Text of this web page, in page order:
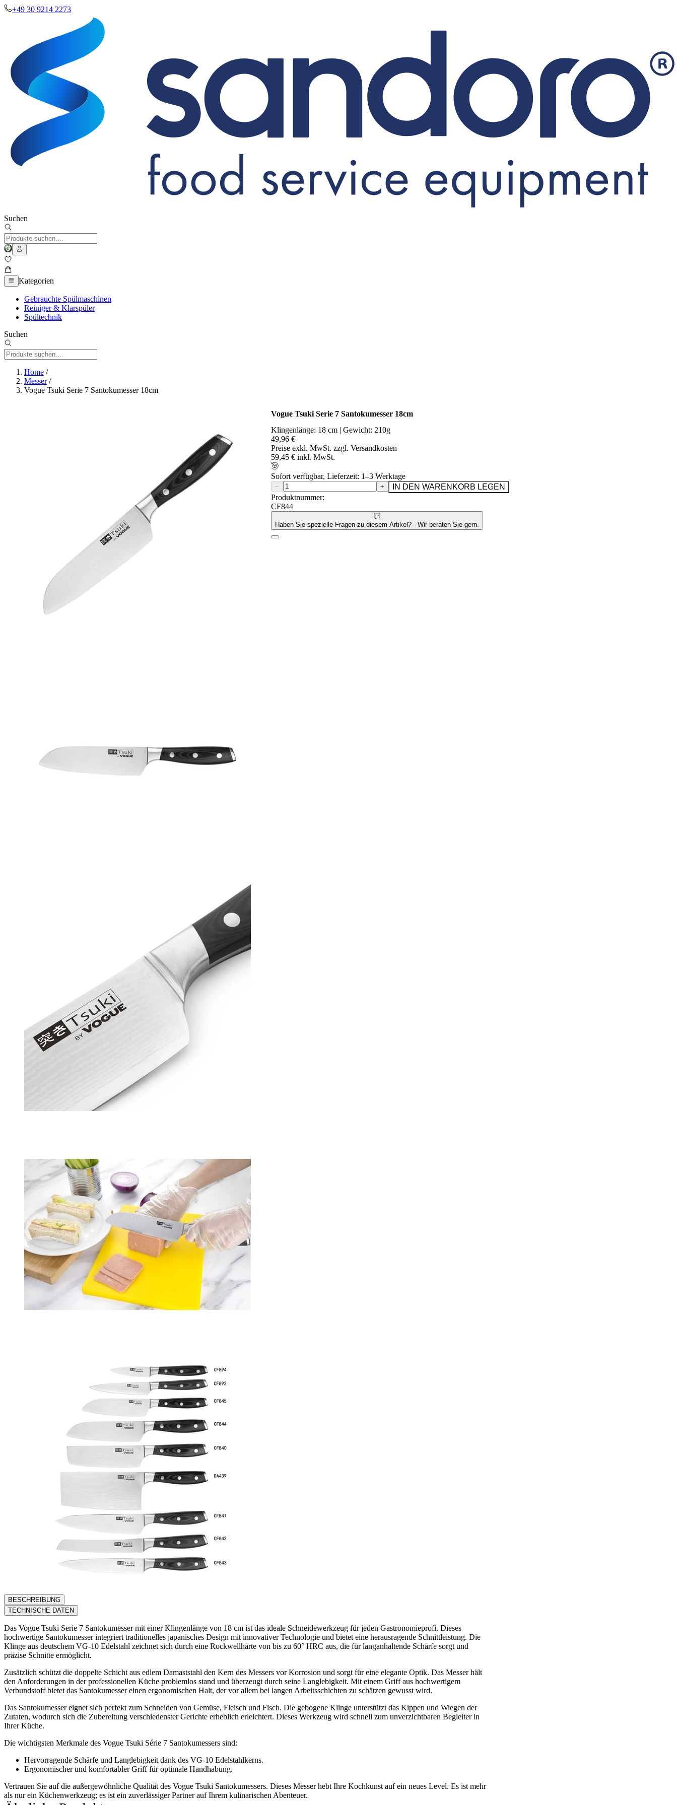
+49 30 9214 2273
Suchen
Kategorien
Gebrauchte Spülmaschinen
Reiniger & Klarspüler
Spültechnik
Suchen
Home /
Messer/
Vogue Tsuki Serie 7 Santokumesser 18cm
Vogue Tsuki Serie 7 Santokumesser 18cm
Klingenlänge: 18 cm | Gewicht: 210g
49,96 €
Preise exkl. MwSt. zzgl. Versandkosten
59,45 € inkl. MwSt.
Sofort verfügbar, Lieferzeit: 1–3 Werktage
− +
IN DEN WARENKORB LEGEN
Produktnummer:
CF844
Haben Sie spezielle Fragen zu diesem Artikel? - Wir beraten Sie gern.
BESCHREIBUNG
TECHNISCHE DATEN
Das Vogue Tsuki Serie 7 Santokumesser mit einer Klingenlänge von 18 cm ist das ideale Schneidewerkzeug für jeden Gastronomieprofi. Dieses
hochwertige Santokumesser integriert traditionelles japanisches Design mit innovativer Technologie und bietet eine herausragende Schnittleistung. Die
Klinge aus deutschem VG-10 Edelstahl zeichnet sich durch eine Rockwellhärte von bis zu 60° HRC aus, die für langanhaltende Schärfe sorgt und
präzise Schnitte ermöglicht.
Zusätzlich schützt die doppelte Schicht aus edlem Damaststahl den Kern des Messers vor Korrosion und sorgt für eine elegante Optik. Das Messer hält
den Anforderungen in der professionellen Küche problemlos stand und überzeugt durch seine Langlebigkeit. Mit einem Griff aus hochwertigem
Verbundstoff bietet das Santokumesser einen ergonomischen Halt, der vor allem bei langen Arbeitsschichten zu schätzen gewusst wird.
Das Santokumesser eignet sich perfekt zum Schneiden von Gemüse, Fleisch und Fisch. Die gebogene Klinge unterstützt das Kippen und Wiegen der
Zutaten, wodurch sich die Zubereitung verschiedenster Gerichte erheblich erleichtert. Dieses Werkzeug wird schnell zum unverzichtbaren Begleiter in
Ihrer Küche.
Die wichtigsten Merkmale des Vogue Tsuki Série 7 Santokumessers sind:
Hervorragende Schärfe und Langlebigkeit dank des VG-10 Edelstahlkerns.
Ergonomischer und komfortabler Griff für optimale Handhabung.
Vertrauen Sie auf die außergewöhnliche Qualität des Vogue Tsuki Santokumessers. Dieses Messer hebt Ihre Kochkunst auf ein neues Level. Es ist mehr
als nur ein Küchenwerkzeug; es ist ein zuverlässiger Partner auf Ihrem kulinarischen Abenteuer.